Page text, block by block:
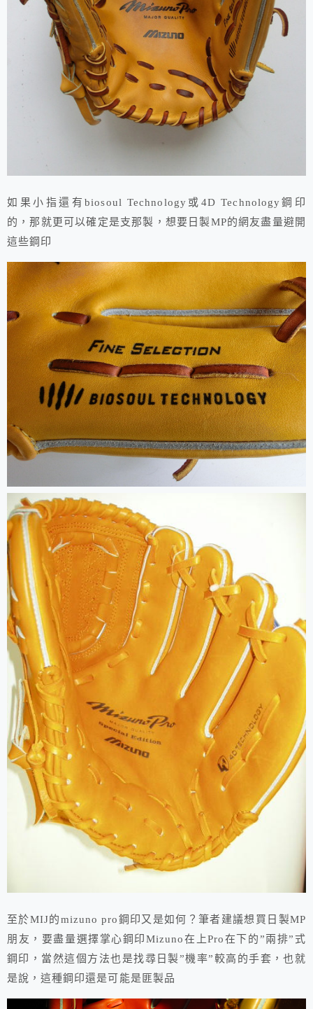
如果小指還有biosoul Technology或4D Technology鋼印
的，那就更可以確定是支那製，想要日製MP的網友盡量避開
這些鋼印
至於MIJ的mizuno pro鋼印又是如何？筆者建議想買日製MP
朋友，要盡量選擇掌心鋼印Mizuno在上Pro在下的”兩排”式
鋼印，當然這個方法也是找尋日製”機率”較高的手套，也就
是說，這種鋼印還是可能是匪製品